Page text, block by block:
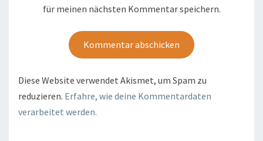
für meinen nächsten Kommentar speichern.
Diese Website verwendet Akismet, um Spam zu
reduzieren. Erfahre, wie deine Kommentardaten
verarbeitet werden.